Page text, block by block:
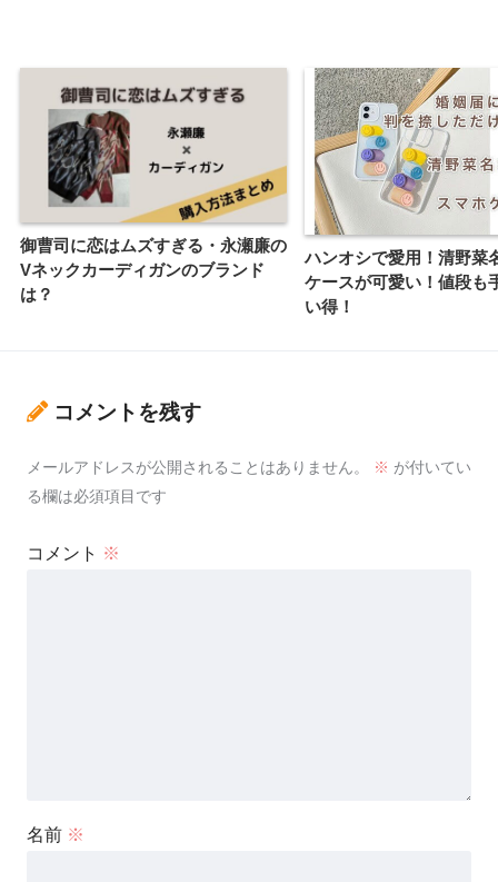
御曹司に恋はムズすぎる・永瀬廉の
Vネックカーディガンのブランド
は？
ハンオシで愛用！清野菜
ケースが可愛い！値段も
い得！
コメントを残す
メールアドレスが公開されることはありません。 ※ が付いてい
る欄は必須項目です
コメント ※
名前 ※